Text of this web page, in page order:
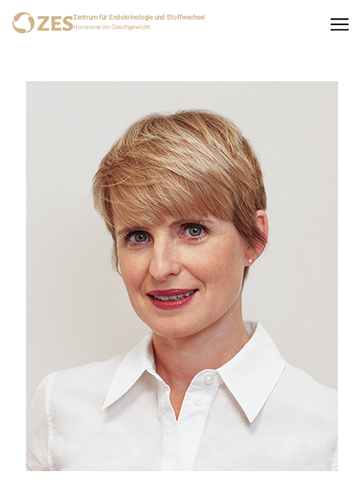
Zentrum für Endokrinologie und Stoffwechsel
Hormone im Gleichgewicht